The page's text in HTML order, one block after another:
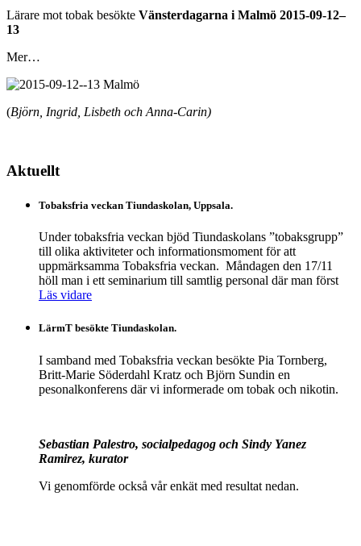
Lärare mot tobak besökte Vänsterdagarna i Malmö 2015-09-12–
13
Mer…
(Björn, Ingrid, Lisbeth och Anna-Carin)
Aktuellt
Tobaksfria veckan Tiundaskolan, Uppsala.
Under tobaksfria veckan bjöd Tiundaskolans ”tobaksgrupp”
till olika aktiviteter och informationsmoment för att
uppmärksamma Tobaksfria veckan. Måndagen den 17/11
höll man i ett seminarium till samtlig personal där man först
Läs vidare
LärmT besökte Tiundaskolan.
I samband med Tobaksfria veckan besökte Pia Tornberg,
Britt-Marie Söderdahl Kratz och Björn Sundin en
pesonalkonferens där vi informerade om tobak och nikotin.
Sebastian Palestro, socialpedagog och Sindy Yanez
Ramirez, kurator
Vi genomförde också vår enkät med resultat nedan.